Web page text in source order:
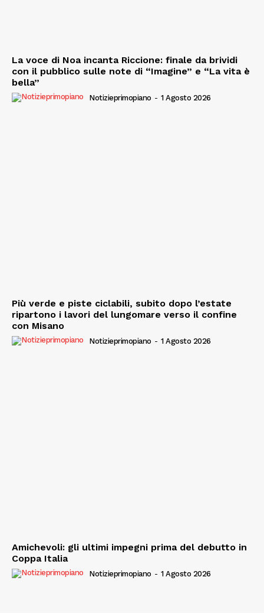
La voce di Noa incanta Riccione: finale da brividi
con il pubblico sulle note di “Imagine” e “La vita è
bella”
Notizieprimopiano - 1 Agosto 2026
Più verde e piste ciclabili, subito dopo l’estate
ripartono i lavori del lungomare verso il confine
con Misano
Notizieprimopiano - 1 Agosto 2026
Amichevoli: gli ultimi impegni prima del debutto in
Coppa Italia
Notizieprimopiano - 1 Agosto 2026